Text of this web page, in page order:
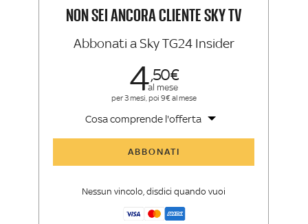
NON SEI ANCORA CLIENTE SKY TV
Abbonati a Sky TG24 Insider
450
al mese
per 3 mesi, poi 9€ al mese
Cosa comprende l'offerta
ABBONATI
Nessun vincolo, disdici quando vuoi